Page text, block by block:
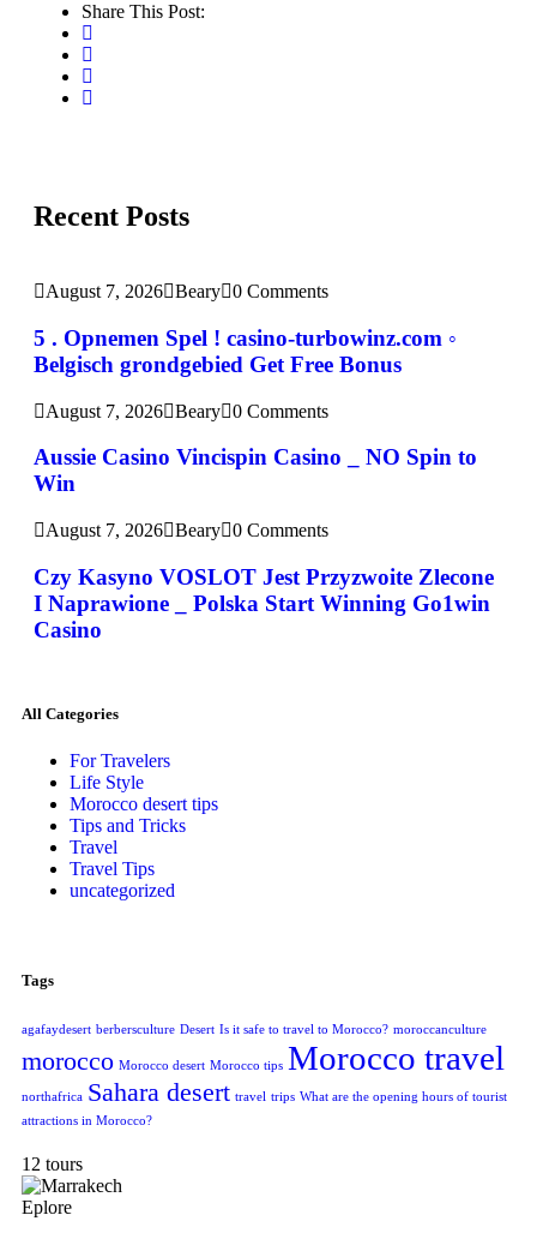
Share This Post:
Recent Posts
August 7, 2026 Beary 0 Comments
5 . Opnemen Spel ! casino-turbowinz.com ◦
Belgisch grondgebied Get Free Bonus
August 7, 2026 Beary 0 Comments
Aussie Casino Vincispin Casino _ NO Spin to
Win
August 7, 2026 Beary 0 Comments
Czy Kasyno VOSLOT Jest Przyzwoite Zlecone
I Naprawione _ Polska Start Winning Go1win
Casino
All Categories
For Travelers
Life Style
Morocco desert tips
Tips and Tricks
Travel
Travel Tips
uncategorized
Tags
agafaydesert berbersculture Desert Is it safe to travel to Morocco? moroccanculture
morocco Morocco desert Morocco tips Morocco travel
northafrica Sahara desert travel trips What are the opening hours of tourist
attractions in Morocco?
12 tours
Eplore